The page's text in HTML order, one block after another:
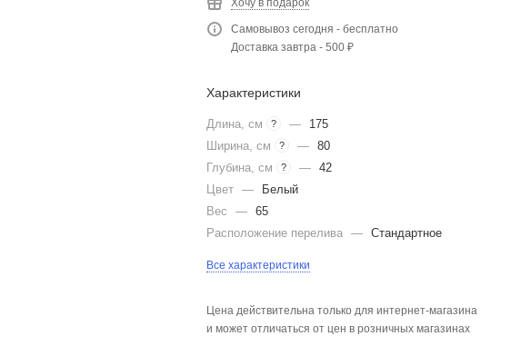
Самовывоз сегодня - бесплатно
Доставка завтра - 500 ₽
Характеристики
Длина, см ? —
175
Ширина, см
? — 80
Глубина, см
? — 42
Цвет —
Белый
Вес
— 65
Расположение перелива — Стандартное
Все характеристики
Цена действительна только для интернет-магазина
и может отличаться от цен в розничных магазинах